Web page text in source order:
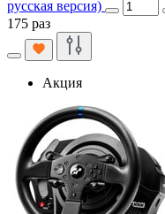
русская версия)
175 раз
Акция